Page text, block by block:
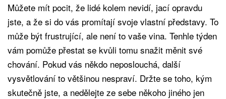
Můžete mít pocit, že lidé kolem nevidí, jací opravdu
jste, a že si do vás promítají svoje vlastní představy. To
může být frustrující, ale není to vaše vina. Tenhle týden
vám pomůže přestat se kvůli tomu snažit měnit své
chování. Pokud vás někdo neposlouchá, další
vysvětlování to většinou nespraví. Držte se toho, kým
skutečně jste, a nedělejte ze sebe někoho jiného jen